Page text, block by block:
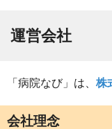
運営会社
「病院なび」は、 株
会社理念